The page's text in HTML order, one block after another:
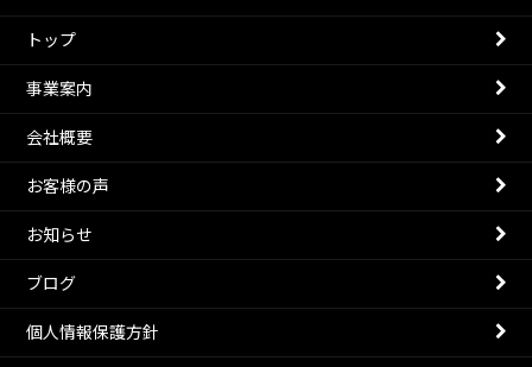
トップ
事業案内
会社概要
お客様の声
お知らせ
ブログ
個人情報保護方針